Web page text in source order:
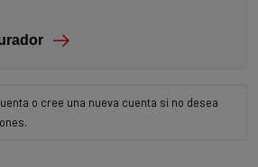
o cree una nueva cuenta si no desea